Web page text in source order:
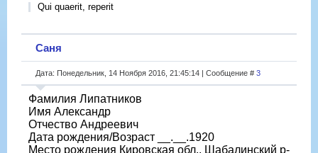
Qui quaerit, reperit
Саня
Дата: Понедельник, 14 Ноября 2016, 21:45:14 | Сообщение # 3
Фамилия Липатников
Имя Александр
Отчество Андреевич
Дата рождения/Возраст __.__.1920
Место рождения Кировская обл., Шабалинский р-